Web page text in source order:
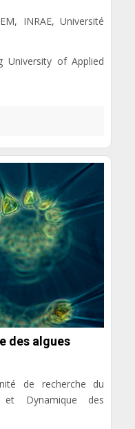
INRAE, Université
University of Applied
des algues
de recherche du
et Dynamique des